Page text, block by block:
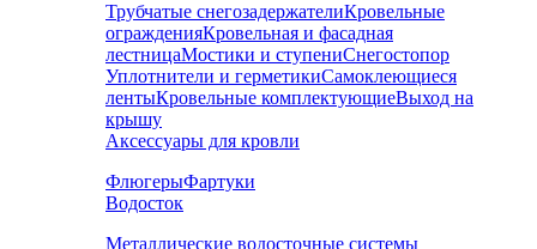
Трубчатые снегозадержателиКровельные
огражденияКровельная и фасадная
лестницаМостики и ступениСнегостопор
Уплотнители и герметикиСамоклеющиеся
лентыКровельные комплектующиеВыход на
крышу
Аксессуары для кровли
ФлюгерыФартуки
Водосток
Металлические водосточные системы